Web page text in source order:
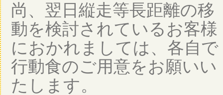
尚、翌日縦走等長距離の移
動を検討されているお客様
におかれましては、各自で
行動食のご用意をお願いい
たします。